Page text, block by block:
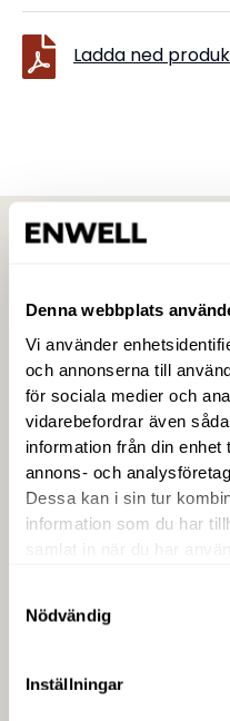
Denna webbplats
Vi använder
och annonserna till
för sociala medier och
vidarebefordrar även
information från din
annons- och
Dessa kan i sin tur
information som du har
samlat in när du har
Nödvändig
Inställningar
Ladda ned
Trygg
Som kund hos oss
lång tid. Vi erbjuder
det handlar om